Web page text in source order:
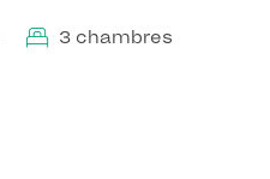
3 chambres